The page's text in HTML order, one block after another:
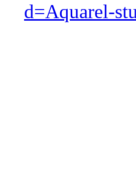
d=Aquarel-